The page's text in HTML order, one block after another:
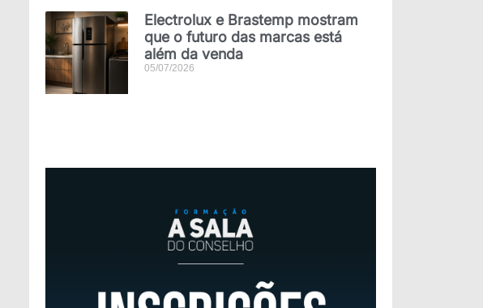
Electrolux e Brastemp mostram
que o futuro das marcas está
além da venda
05/07/2026